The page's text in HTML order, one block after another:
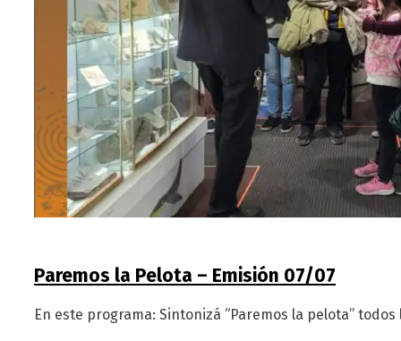
Paremos la Pelota – Emisión 07/07
En este programa: Sintonizá “Paremos la pelota”